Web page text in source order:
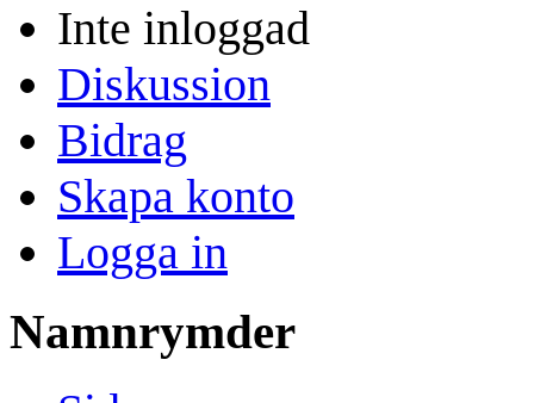
Inte inloggad
Diskussion
Bidrag
Skapa konto
Logga in
Namnrymder